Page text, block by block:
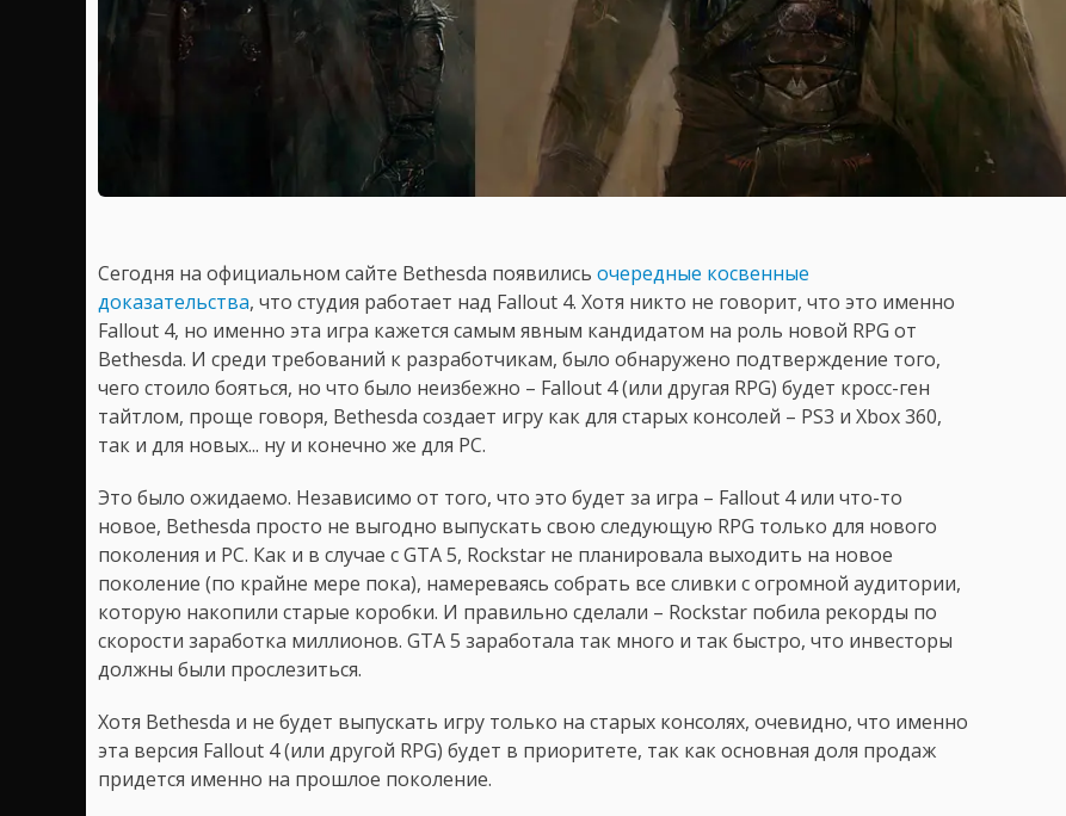
Сегодня на официальном сайте Bethesda появились очередные косвенные
доказательства, что студия работает над Fallout 4. Хотя никто не говорит, что это именно
Fallout 4, но именно эта игра кажется самым явным кандидатом на роль новой RPG от
Bethesda. И среди требований к разработчикам, было обнаружено подтверждение того,
чего стоило бояться, но что было неизбежно – Fallout 4 (или другая RPG) будет кросс-ген
тайтлом, проще говоря, Bethesda создает игру как для старых консолей – PS3 и Xbox 360,
так и для новых... ну и конечно же для PC.
Это было ожидаемо. Независимо от того, что это будет за игра – Fallout 4 или что-то
новое, Bethesda просто не выгодно выпускать свою следующую RPG только для нового
поколения и PC. Как и в случае с GTA 5, Rockstar не планировала выходить на новое
поколение (по крайне мере пока), намереваясь собрать все сливки с огромной аудитории,
которую накопили старые коробки. И правильно сделали – Rockstar побила рекорды по
скорости заработка миллионов. GTA 5 заработала так много и так быстро, что инвесторы
должны были прослезиться.
Хотя Bethesda и не будет выпускать игру только на старых консолях, очевидно, что именно
эта версия Fallout 4 (или другой RPG) будет в приоритете, так как основная доля продаж
придется именно на прошлое поколение.